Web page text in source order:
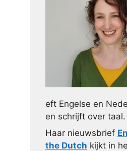
eft Engelse en
en schrijft over taal.
Haar nieuwsbrief
the Dutch kijkt in